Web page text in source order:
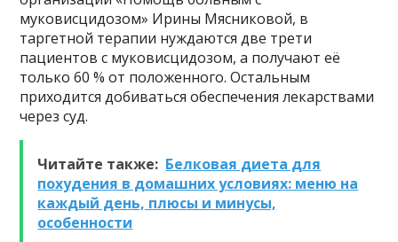
муковисцидозом» Ирины Мясниковой, в
таргетной терапии нуждаются две трети
пациентов с муковисцидозом, а получают её
только 60 % от положенного. Остальным
приходится добиваться обеспечения лекарствами
через суд.
Читайте также: Белковая диета для
похудения в домашних условиях: меню на
каждый день, плюсы и минусы,
особенности